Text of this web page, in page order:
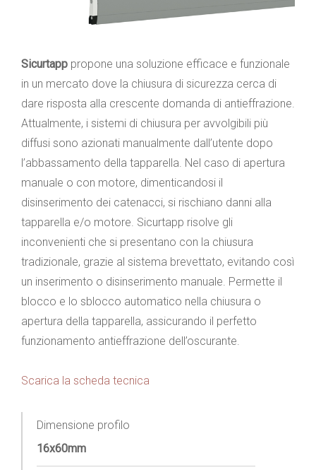
Sicurtapp propone una soluzione efficace e funzionale
in un mercato dove la chiusura di sicurezza cerca di
dare risposta alla crescente domanda di antieffrazione.
Attualmente, i sistemi di chiusura per avvolgibili più
diffusi sono azionati manualmente dall’utente dopo
l’abbassamento della tapparella. Nel caso di apertura
manuale o con motore, dimenticandosi il
disinserimento dei catenacci, si rischiano danni alla
tapparella e/o motore. Sicurtapp risolve gli
inconvenienti che si presentano con la chiusura
tradizionale, grazie al sistema brevettato, evitando così
un inserimento o disinserimento manuale. Permette il
blocco e lo sblocco automatico nella chiusura o
apertura della tapparella, assicurando il perfetto
funzionamento antieffrazione dell’oscurante.
Scarica la scheda tecnica
Dimensione profilo
16x60mm